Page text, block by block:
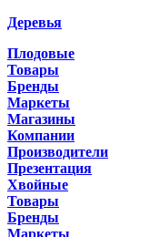
Деревья
Плодовые
Товары
Бренды
Маркеты
Магазины
Компании
Производители
Презентация
Хвойные
Товары
Бренды
Маркеты